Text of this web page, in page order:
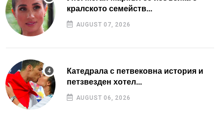
кралското семейств...
AUGUST 07, 2026
Катедрала с петвековна история и
петзвезден хотел...
AUGUST 06, 2026